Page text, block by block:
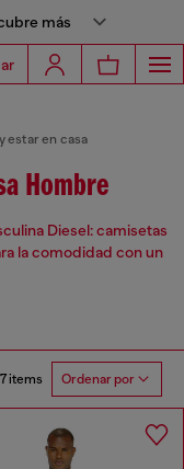
más
estar en casa
Hombre
Diesel: camisetas
la comodidad con un
items Ordenar por